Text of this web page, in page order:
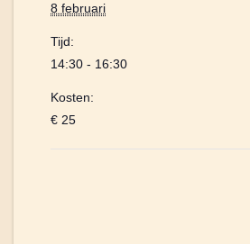
8 februari
Tijd:
14:30 - 16:30
Kosten:
€ 25